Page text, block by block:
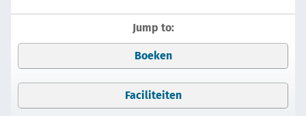
Jump to:
Boeken
Faciliteiten